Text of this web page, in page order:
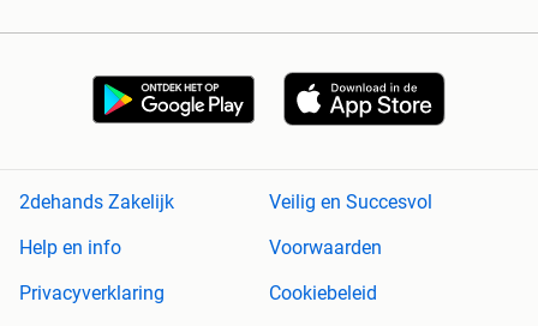
2dehands Zakelijk
Veilig en Succesvol
Help en info
Voorwaarden
Privacyverklaring
Cookiebeleid